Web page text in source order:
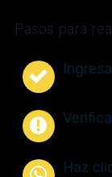
Pasos para
Haz